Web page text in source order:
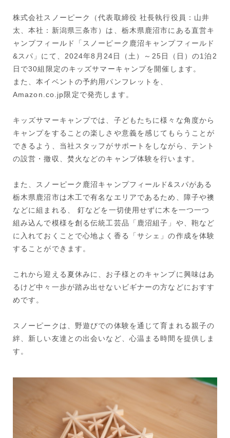
株式会社スノーピーク（代表取締役 社長執行役員：山井
太、本社：新潟県三条市）は、栃木県鹿沼市にある直営キ
ャンプフィールド「スノーピーク鹿沼キャンプフィールド
&スパ」にて、2024年8月24日（土）～25日（日）の1泊2
日で30組限定のキッズサマーキャンプを開催します。
また、本イベントの予約用パンフレットを、
Amazon.co.jp限定で発売します。
キッズサマーキャンプでは、子どもたちに様々な角度から
キャンプをすることの楽しさや意義を感じてもらうことが
できるよう、当社スタッフがサポートをしながら、テント
の設営・撤収、焚火などのキャンプ体験を行います。
また、スノーピーク鹿沼キャンプフィールド&スパがある
栃木県鹿沼市は木工で有名なエリアであるため、障子や襖
などに組まれる、 釘などを一切使用せずに木を一つ一つ
組み込んで模様を創る伝統工芸品「鹿沼組子」や、鞄など
に入れておくことで心地よく香る「サシェ」の作成を体験
することができます。
これから迎える夏休みに、お子様とのキャンプに興味はあ
るけど中々一歩が踏み出せないビギナーの方などにおすす
めです。
スノーピークは、野遊びでの体験を通じて育まれる親子の
絆、新しい友達との出会いなど、心温まる時間を提供しま
す。